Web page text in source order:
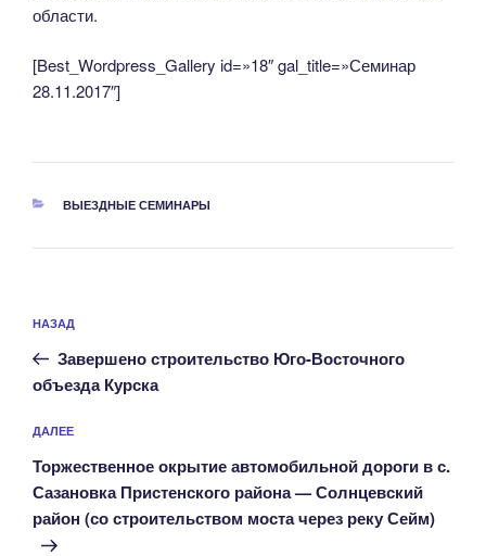
области.
[Best_Wordpress_Gallery id=»18″ gal_title=»Семинар
28.11.2017″]
РУБРИКИ
ВЫЕЗДНЫЕ СЕМИНАРЫ
по
записям
Предыдущая
запись:
НАЗАД
Завершено строительство Юго-Восточного
объезда Курска
Следующая
запись
ДАЛЕЕ
Торжественное окрытие автомобильной дороги в с.
Сазановка Пристенского района — Солнцевский
район (со строительством моста через реку Сейм)